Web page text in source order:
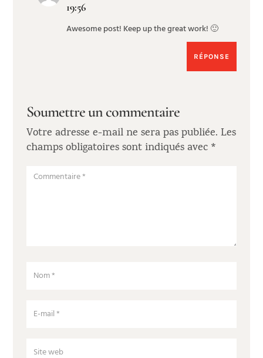
19:56
Awesome post! Keep up the great work! 🙂
RÉPONSE
Soumettre un commentaire
Votre adresse e-mail ne sera pas publiée. Les
champs obligatoires sont indiqués avec *